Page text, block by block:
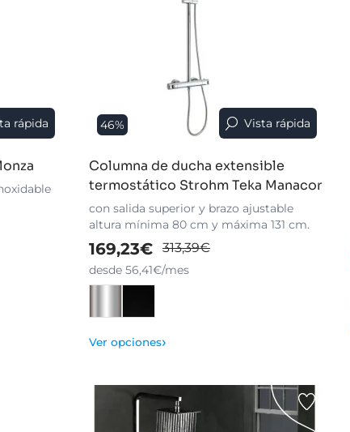
rápida 46% Vista rápida
Columna de ducha extensible
termostático Strohm Teka Manacor
con salida superior y brazo ajustable
altura mínima 80 cm y máxima 131 cm.
169,23€ 313,39€
desde 56,41€/mes
Ver opciones›